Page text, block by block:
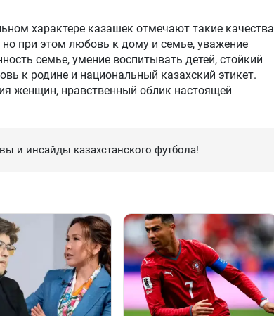
характере казашек отмечают такие качества
при этом любовь к дому и семье, уважение
семье, умение воспитывать детей, стойкий
к родине и национальный казахский этикет.
женщин, нравственный облик настоящей
и инсайды казахстанского футбола!